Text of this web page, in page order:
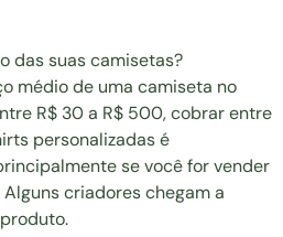
das suas camisetas?
médio de uma camiseta no
R$ 30 a R$ 500, cobrar entre
personalizadas é
se você for vender
criadores chegam a